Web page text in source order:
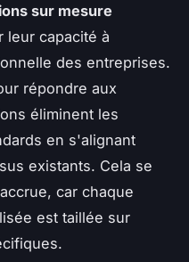
sur mesure
leur capacité à
des entreprises.
répondre aux
éliminent les
en s'alignant
existants. Cela se
car chaque
est taillée sur